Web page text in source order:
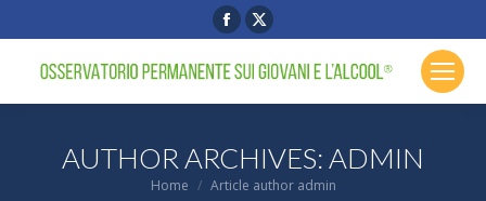
Facebook
page
opens
in
window
X
page
opens
in
window
AUTHOR ARCHIVES:ADMIN
You are here:
Home Article author admin